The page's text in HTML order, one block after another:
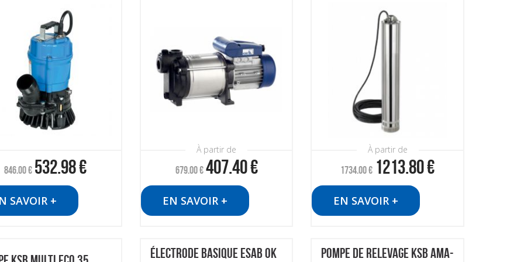
846.00€ 532.98€
SAVOIR +
À partir de
679.00€ 407.40€
EN SAVOIR +
À partir de
1734.00€ 1213.80€
EN SAVOIR +
ÉLECTRODE BASIQUE ESAB OK
POMPE DE RELEVAGE KSB AMA-